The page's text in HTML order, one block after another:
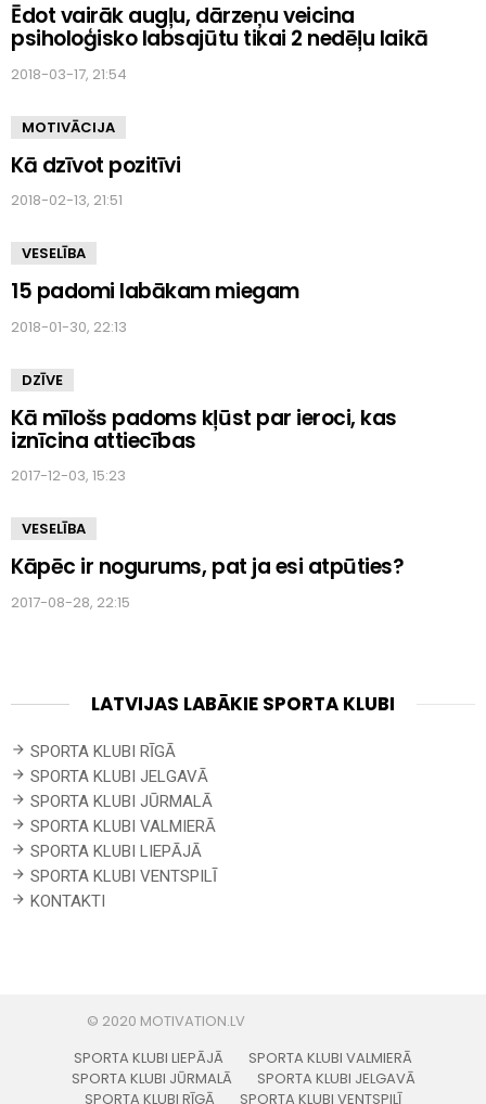
Ēdot vairāk augļu, dārzeņu veicina
psiholoģisko labsajūtu tikai 2 nedēļu laikā
2018-03-17, 21:54
MOTIVĀCIJA
Kā dzīvot pozitīvi
2018-02-13, 21:51
VESELĪBA
15 padomi labākam miegam
2018-01-30, 22:13
DZĪVE
Kā mīlošs padoms kļūst par ieroci, kas
iznīcina attiecības
2017-12-03, 15:23
VESELĪBA
Kāpēc ir nogurums, pat ja esi atpūties?
2017-08-28, 22:15
LATVIJAS LABĀKIE SPORTA KLUBI
SPORTA KLUBI RĪGĀ
SPORTA KLUBI JELGAVĀ
SPORTA KLUBI JŪRMALĀ
SPORTA KLUBI VALMIERĀ
SPORTA KLUBI LIEPĀJĀ
SPORTA KLUBI VENTSPILĪ
KONTAKTI
SPORTA KLUBI LIEPĀJĀ
SPORTA KLUBI VALMIERĀ
SPORTA KLUBI JŪRMALĀ
SPORTA KLUBI JELGAVĀ
SPORTA KLUBI RĪGĀ
SPORTA KLUBI VENTSPILĪ